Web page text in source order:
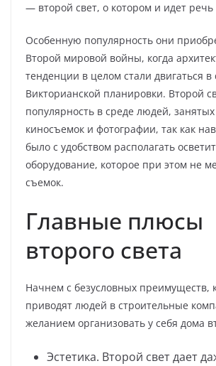
— второй свет, о котором и идет речь
Особенную популярность они
Второй мировой войны, когда
тенденции в целом стали двигаться в
Викторианской планировки. Второй
популярность в среде людей,
киносъемок и фотографии, так как
было с удобством располагать
оборудование, которое при этом не
съемок.
Главные плюсы
второго света
Начнем с безусловных преимуществ,
приводят людей в строительные
желанием организовать у себя дома
Эстетика. Второй свет дает